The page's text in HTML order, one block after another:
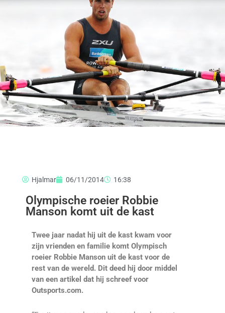
Hjalmar 06/11/2014 16:38
Olympische roeier Robbie
Manson komt uit de kast
Twee jaar nadat hij uit de kast kwam voor
zijn vrienden en familie komt Olympisch
roeier Robbie Manson uit de kast voor de
rest van de wereld. Dit deed hij door middel
van een artikel dat hij schreef voor
Outsports.com.